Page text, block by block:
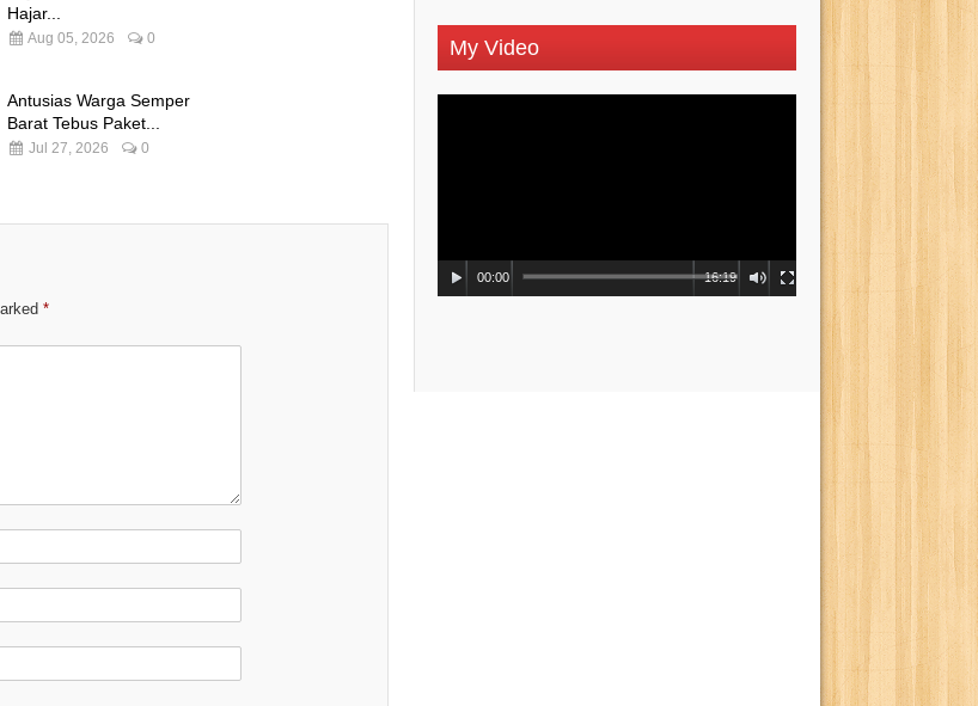
Hajar...
Aug 05, 2026 0
Antusias Warga Semper
Barat Tebus Paket...
Jul 27, 2026 0
*
My Video
00:00 16:19